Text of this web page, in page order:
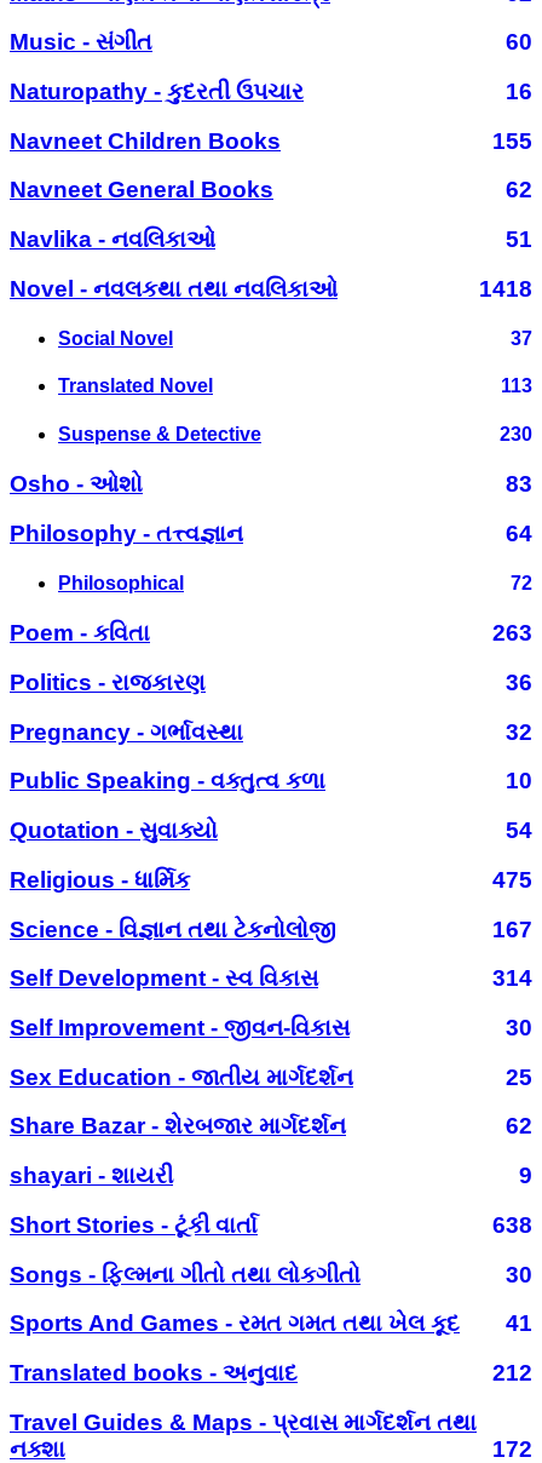
Music - સંગીત
60
Naturopathy - કુદરતી ઉપચાર
16
Navneet Children Books
155
Navneet General Books
62
Navlika - નવલિકાઓ
51
Novel - નવલકથા તથા નવલિકાઓ
1418
Social Novel 37
Translated Novel 113
Suspense & Detective 230
Osho - ઓશો
83
Philosophy - તત્ત્વજ્ઞાન
64
Philosophical 72
Poem - કવિતા
263
Politics - રાજકારણ
36
Pregnancy - ગર્ભાવસ્થા
32
Public Speaking - વક્તુત્વ કળા
10
Quotation - સુવાક્યો
54
Religious - ધાર્મિક
475
Science - વિજ્ઞાન તથા ટેકનોલોજી
167
Self Development - સ્વ વિકાસ
314
Self Improvement - જીવન-વિકાસ
30
Sex Education - જાતીય માર્ગદર્શન
25
Share Bazar - શેરબજાર માર્ગદર્શન
62
shayari - શાયરી
9
Short Stories - ટૂંકી વાર્તા
638
Songs - ફિલ્મના ગીતો તથા લોકગીતો
30
Sports And Games - રમત ગમત તથા ખેલ કૂદ
41
Translated books - અનુવાદ
212
Travel Guides & Maps - પ્રવાસ માર્ગદર્શન તથા
નક્શા
172